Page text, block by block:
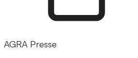
AGRA Presse